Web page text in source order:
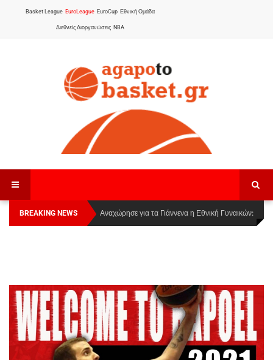
Basket League EuroLeague EuroCup Εθνική Ομάδα
Διεθνείς Διοργανώσεις NBA
BREAKING NEWS
Οι Πάνθηρες Καβάλας στην Women Basketball
League 1
Αναχώρησε για τα Γιάννενα η Εθνική Γυναικών